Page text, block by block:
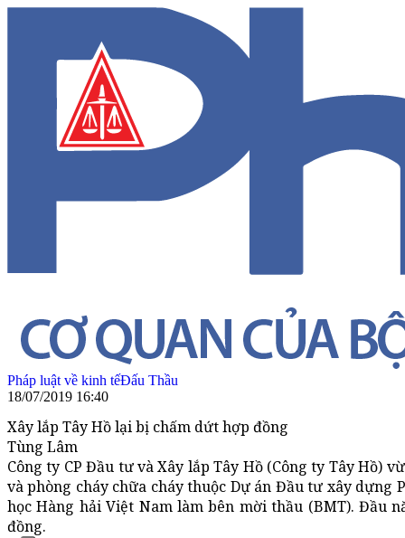
Pháp luật về kinh tếĐấu Thầu
18/07/2019 16:40
Xây lắp Tây Hồ lại bị chấm dứt hợp đồng
Tùng Lâm
Công ty CP Đầu tư và Xây lắp Tây Hồ (Công ty Tây Hồ)
và phòng cháy chữa cháy thuộc Dự án Đầu tư xây
học Hàng hải Việt Nam làm bên mời thầu (BMT). Đầu
đồng.